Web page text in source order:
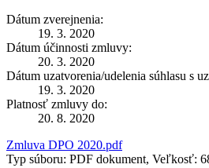
Dátum zverejnenia:
19. 3. 2020
Dátum účinnosti zmluvy:
20. 3. 2020
Dátum uzatvorenia/udelenia súhlasu s
19. 3. 2020
Platnosť zmluvy do:
20. 8. 2020
Zmluva DPO 2020.pdf
Typ súboru: PDF dokument, Veľkosť: